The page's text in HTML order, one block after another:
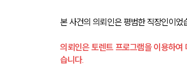
본 사건의 의뢰인은 평범한 직장인이었
의뢰인은 토렌트 프로그램을 이용하
습니다.